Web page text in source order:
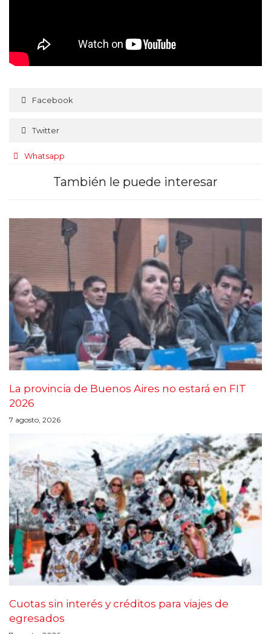
Facebook
Twitter
Whatsapp
También le puede interesar
La provincia de Buenos Aires no estará en FIT
2026
7 agosto, 2026
Cuotas sin interés y créditos para viajes de
egresados